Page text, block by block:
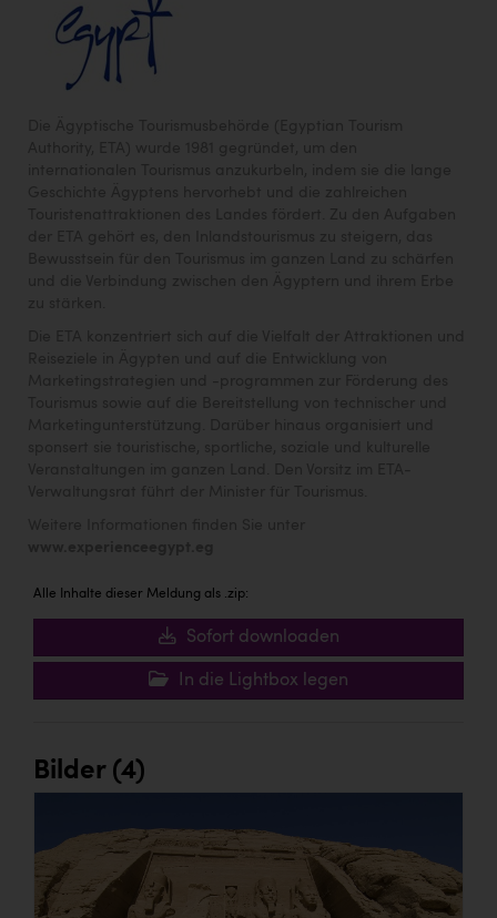
Alle Inhalte dieser Meldung als .zip:
Sofort downloaden
In die Lightbox legen
Bilder (4)